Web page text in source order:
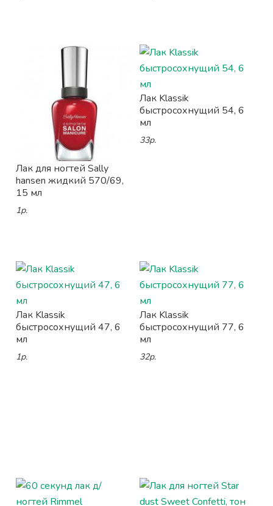
Лак для ногтей Sally
hansen жидкий 570/69,
15 мл
1р.
Лак Klassik
быстросохнущий 54, 6
мл
33р.
Лак Klassik
быстросохнущий 47, 6
мл
1р.
Лак Klassik
быстросохнущий 77, 6
мл
32р.